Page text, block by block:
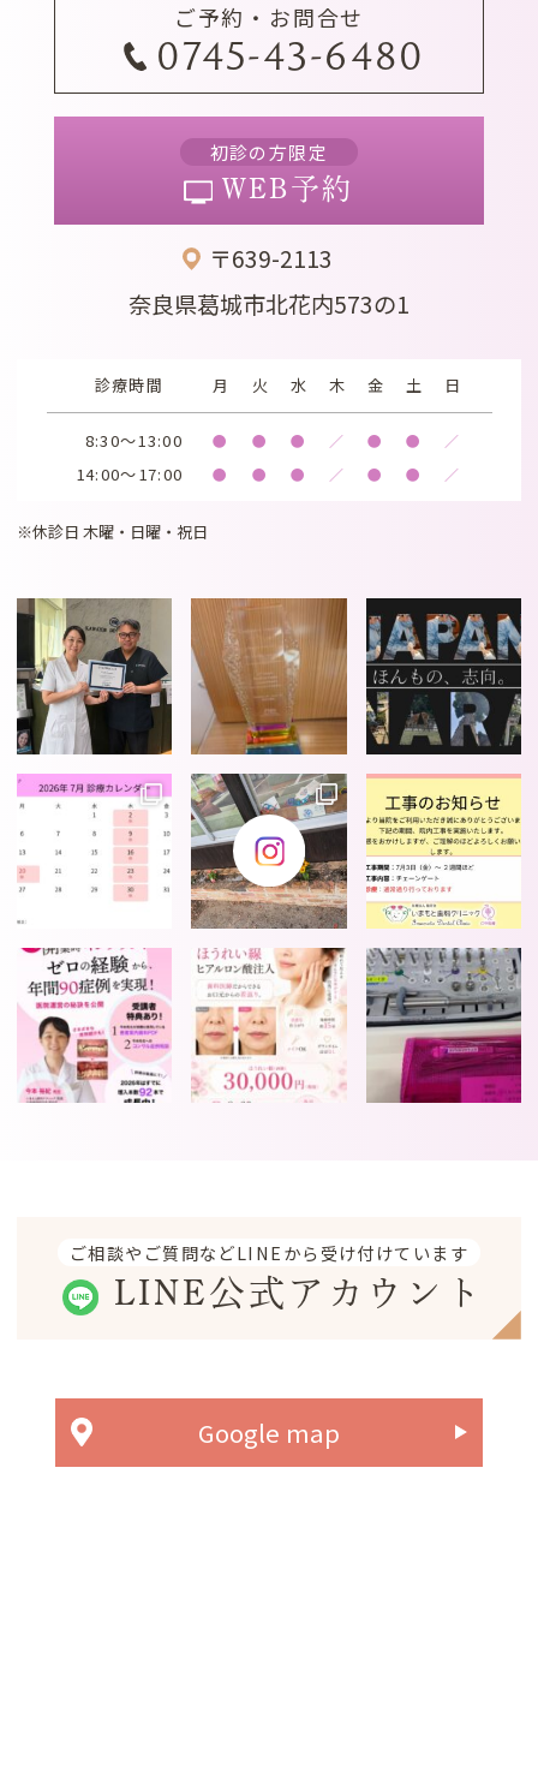
ご予約・お問合せ
0745-43-6480
初診の方限定
WEB予約
〒639-2113
奈良県葛城市北花内573の1
診療時間 月 火 水 木 金 土 日
8:30～13:00 ● ● ● ／ ● ● ／
14:00～17:00 ● ● ● ／ ● ● ／
※休診日 木曜・日曜・祝日
ご相談やご質問などLINEから受け付けています
LINE公式アカウント
Google map